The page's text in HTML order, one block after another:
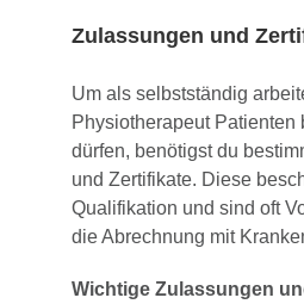
Zulassungen und
Um als selbstständig
Physiotherapeut Patienten
dürfen, benötigst du
und Zertifikate. Diese
Qualifikation und sind oft
die Abrechnung mit
Wichtige Zulassungen